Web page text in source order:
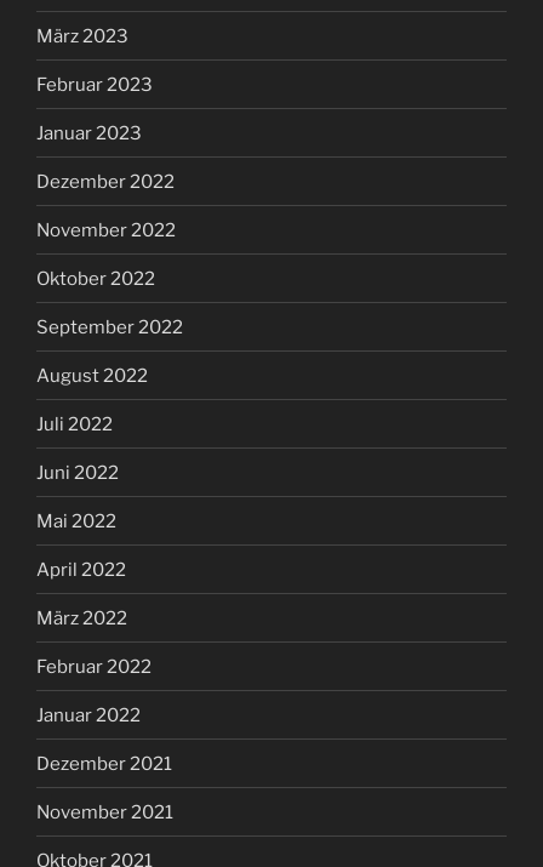
März 2023
Februar 2023
Januar 2023
Dezember 2022
November 2022
Oktober 2022
September 2022
August 2022
Juli 2022
Juni 2022
Mai 2022
April 2022
März 2022
Februar 2022
Januar 2022
Dezember 2021
November 2021
Oktober 2021